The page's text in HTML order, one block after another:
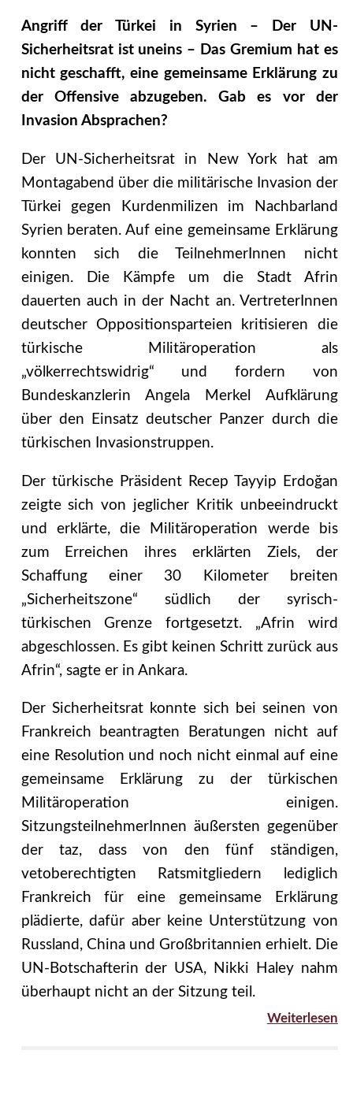
Angriff der Türkei in Syrien – Der UN-
Sicherheitsrat ist uneins – Das Gremium hat es
nicht geschafft, eine gemeinsame Erklärung zu
der Offensive abzugeben. Gab es vor der
Invasion Absprachen?
Der UN-Sicherheitsrat in New York hat am
Montagabend über die militärische Invasion der
Türkei gegen Kurdenmilizen im Nachbarland
Syrien beraten. Auf eine gemeinsame Erklärung
konnten sich die TeilnehmerInnen nicht
einigen. Die Kämpfe um die Stadt Afrin
dauerten auch in der Nacht an. VertreterInnen
deutscher Oppositionsparteien kritisieren die
türkische Militäroperation als
„völkerrechtswidrig“ und fordern von
Bundeskanzlerin Angela Merkel Aufklärung
über den Einsatz deutscher Panzer durch die
türkischen Invasionstruppen.
Der türkische Präsident Recep Tayyip Erdoğan
zeigte sich von jeglicher Kritik unbeeindruckt
und erklärte, die Militäroperation werde bis
zum Erreichen ihres erklärten Ziels, der
Schaffung einer 30 Kilometer breiten
„Sicherheitszone“ südlich der syrisch-
türkischen Grenze fortgesetzt. „Afrin wird
abgeschlossen. Es gibt keinen Schritt zurück aus
Afrin“, sagte er in Ankara.
Der Sicherheitsrat konnte sich bei seinen von
Frankreich beantragten Beratungen nicht auf
eine Resolution und noch nicht einmal auf eine
gemeinsame Erklärung zu der türkischen
Militäroperation einigen.
SitzungsteilnehmerInnen äußersten gegenüber
der taz, dass von den fünf ständigen,
vetoberechtigten Ratsmitgliedern lediglich
Frankreich für eine gemeinsame Erklärung
plädierte, dafür aber keine Unterstützung von
Russland, China und Großbritannien erhielt. Die
UN-Botschafterin der USA, Nikki Haley nahm
überhaupt nicht an der Sitzung teil.
Weiterlesen